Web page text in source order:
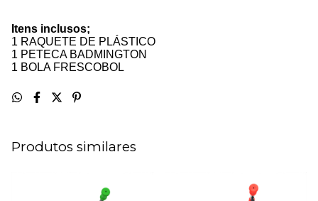
Itens inclusos;
1 RAQUETE DE PLÁSTICO
1 PETECA BADMINGTON
1 BOLA FRESCOBOL
Produtos similares